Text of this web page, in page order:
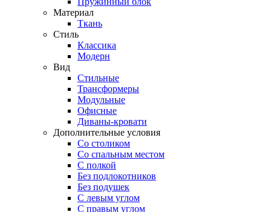
Материал
Ткань
Стиль
Классика
Модерн
Вид
Стильные
Трансформеры
Модульные
Офисные
Диваны-кровати
Дополнительные условия
Со столиком
Со спальным местом
С полкой
Без подлокотников
Без подушек
C левым углом
C правым углом